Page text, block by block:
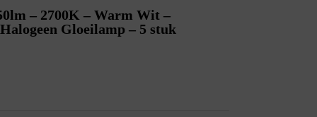
– 2700K – Warm Wit –
Gloeilamp – 5 stuk